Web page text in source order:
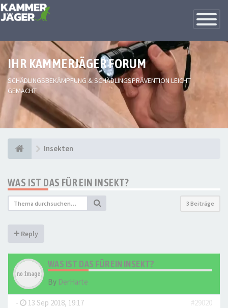
Toggle
IHR KAMMERJÄGER FORUM
SCHÄDLINGSBEKÄMPFUNG & SCHÄDLINGSPRÄVENTION LEICHT
GEMACHT
Insekten
WAS IST DAS FÜR EIN INSEKT?
3 Beiträge
Reply
WAS IST DAS FÜR EIN INSEKT?
By DerHarte
- 13 Sep 2018, 19:17
#29020